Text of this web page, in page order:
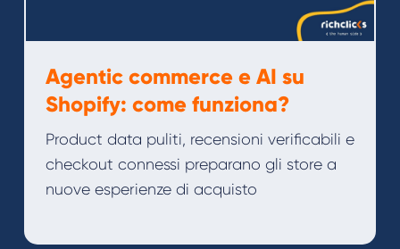
Agentic commerce e AI su
Shopify: come funziona?
Product data puliti, recensioni verificabili e
checkout connessi preparano gli store a
nuove esperienze di acquisto